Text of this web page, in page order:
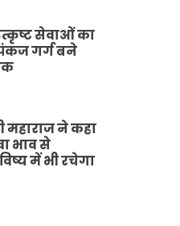
सेवाओं का
पंकज गर्ग बने
महाराज ने कहा
भाव से
में भी रचेगा